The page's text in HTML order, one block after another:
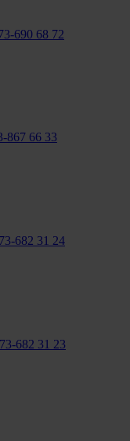
690 68 72
867 66 33
682 31 24
682 31 23